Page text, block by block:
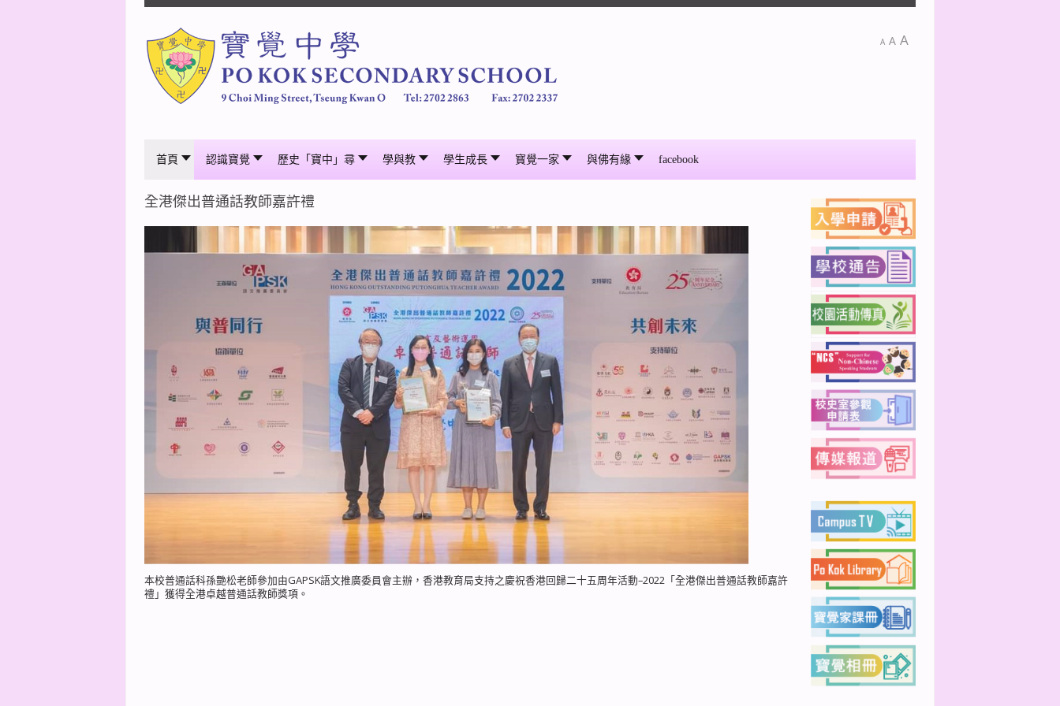
A A A
首頁 認識寶覺 歷史「寶中」尋 學與教 學生成長 寳覺一家 與佛有緣 facebook
全港傑出普通話教師嘉許禮
本校普通話科孫艷松老師參加由GAPSK語文推廣委員會主辦，香港教育局支持之慶祝香港回歸二十五周年活動–2022「全港傑出普通話教師嘉許
禮」獲得全港卓越普通話教師獎項。